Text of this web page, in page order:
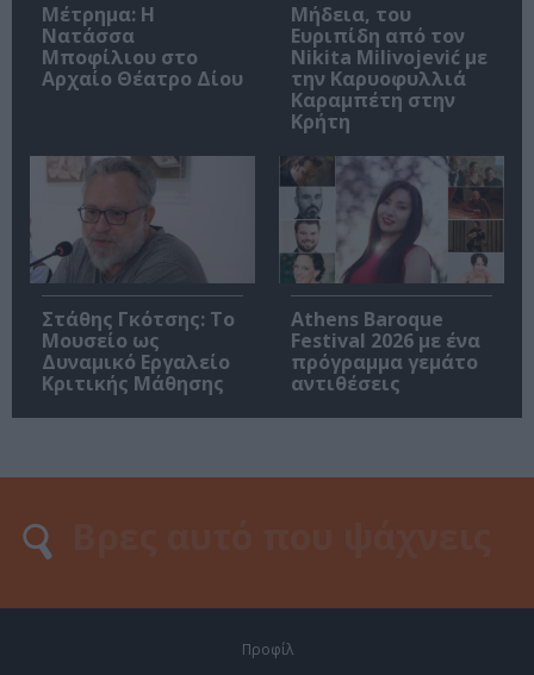
Μέτρημα: Η
Νατάσσα
Μποφίλιου στο
Αρχαίο Θέατρο Δίου
Μήδεια, του
Ευριπίδη από τον
Nikita Milivojević με
την Καρυοφυλλιά
Καραμπέτη στην
Κρήτη
Στάθης Γκότσης: Το
Μουσείο ως
Δυναμικό Εργαλείο
Κριτικής Μάθησης
Athens Baroque
Festival 2026 με ένα
πρόγραμμα γεμάτο
αντιθέσεις
Προφίλ